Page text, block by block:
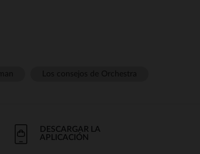
DESCARGAR LA
APLICACIÓN